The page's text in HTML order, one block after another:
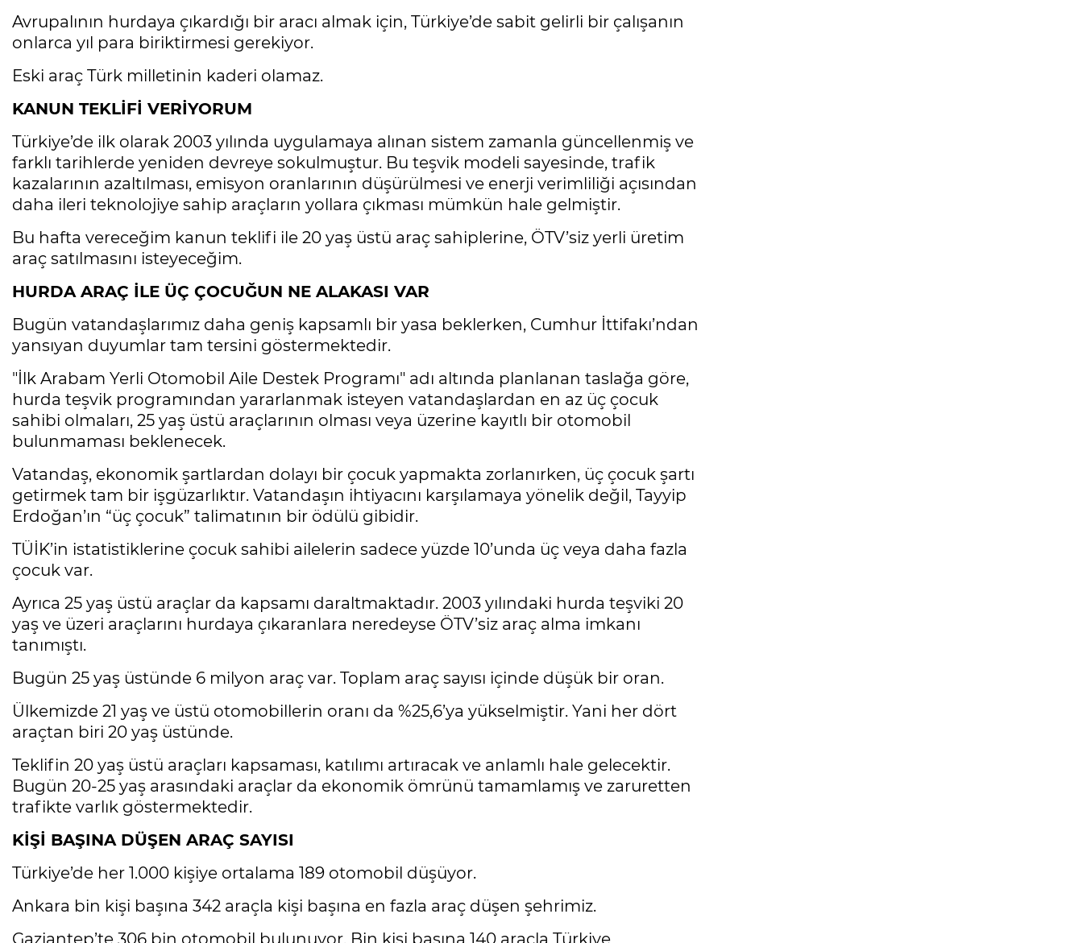
Avrupalının hurdaya çıkardığı bir aracı almak için, Türkiye’de sabit gelirli bir çalışanın
onlarca yıl para biriktirmesi gerekiyor.
Eski araç Türk milletinin kaderi olamaz.
KANUN TEKLİFİ VERİYORUM
Türkiye’de ilk olarak 2003 yılında uygulamaya alınan sistem zamanla güncellenmiş ve
farklı tarihlerde yeniden devreye sokulmuştur. Bu teşvik modeli sayesinde, trafik
kazalarının azaltılması, emisyon oranlarının düşürülmesi ve enerji verimliliği açısından
daha ileri teknolojiye sahip araçların yollara çıkması mümkün hale gelmiştir.
Bu hafta vereceğim kanun teklifi ile 20 yaş üstü araç sahiplerine, ÖTV’siz yerli üretim
araç satılmasını isteyeceğim.
HURDA ARAÇ İLE ÜÇ ÇOCUĞUN NE ALAKASI VAR
Bugün vatandaşlarımız daha geniş kapsamlı bir yasa beklerken, Cumhur İttifakı’ndan
yansıyan duyumlar tam tersini göstermektedir.
"İlk Arabam Yerli Otomobil Aile Destek Programı" adı altında planlanan taslağa göre,
hurda teşvik programından yararlanmak isteyen vatandaşlardan en az üç çocuk
sahibi olmaları, 25 yaş üstü araçlarının olması veya üzerine kayıtlı bir otomobil
bulunmaması beklenecek.
Vatandaş, ekonomik şartlardan dolayı bir çocuk yapmakta zorlanırken, üç çocuk şartı
getirmek tam bir işgüzarlıktır. Vatandaşın ihtiyacını karşılamaya yönelik değil, Tayyip
Erdoğan’ın “üç çocuk” talimatının bir ödülü gibidir.
TÜİK’in istatistiklerine çocuk sahibi ailelerin sadece yüzde 10’unda üç veya daha fazla
çocuk var.
Ayrıca 25 yaş üstü araçlar da kapsamı daraltmaktadır. 2003 yılındaki hurda teşviki 20
yaş ve üzeri araçlarını hurdaya çıkaranlara neredeyse ÖTV’siz araç alma imkanı
tanımıştı.
Bugün 25 yaş üstünde 6 milyon araç var. Toplam araç sayısı içinde düşük bir oran.
Ülkemizde 21 yaş ve üstü otomobillerin oranı da %25,6’ya yükselmiştir. Yani her dört
araçtan biri 20 yaş üstünde.
Teklifin 20 yaş üstü araçları kapsaması, katılımı artıracak ve anlamlı hale gelecektir.
Bugün 20-25 yaş arasındaki araçlar da ekonomik ömrünü tamamlamış ve zaruretten
trafikte varlık göstermektedir.
KİŞİ BAŞINA DÜŞEN ARAÇ SAYISI
Türkiye’de her 1.000 kişiye ortalama 189 otomobil düşüyor.
Ankara bin kişi başına 342 araçla kişi başına en fazla araç düşen şehrimiz.